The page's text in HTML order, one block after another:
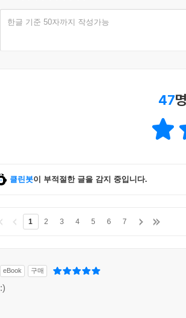
한글 기준 50자까지 작성가능
47
클린봇이 부적절한 글을 감지 중입니다.
1 2 3 4 5 6 7
eBook 구매
:)